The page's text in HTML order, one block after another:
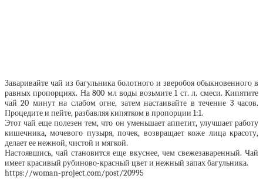
Заваривайте чай из багульника болотного и зверобоя обыкновенного в
равных пропорциях. На 800 мл воды возьмите 1 ст. л. смеси. Кипятите
чай 20 минут на слабом огне, затем настаивайте в течение 3 часов.
Процедите и пейте, разбавляя кипятком в пропорции 1:1.
Этот чай еще полезен тем, что он уменьшает аппетит, улучшает работу
кишечника, мочевого пузыря, почек, возвращает коже лица красоту,
делает ее нежной, чистой и мягкой.
Настоявшись, чай становится еще вкуснее, чем свежезаваренный. Чай
имеет красивый рубиново-красный цвет и нежный запах багульника.
https://woman-project.com/post/20995